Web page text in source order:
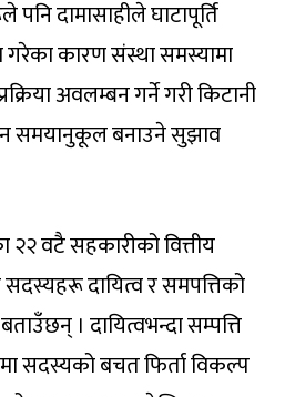
दामासाहीले घाटापूर्ति
गरेका कारण संस्था समस्यामा
अवलम्बन गर्ने गरी किटानी
समयानुकूल बनाउने सुझाव
२२ वटै सहकारीको वित्तीय
दायित्व र समपत्तिको
। दायित्वभन्दा सम्पत्ति
सदस्यको बचत फिर्ता विकल्प